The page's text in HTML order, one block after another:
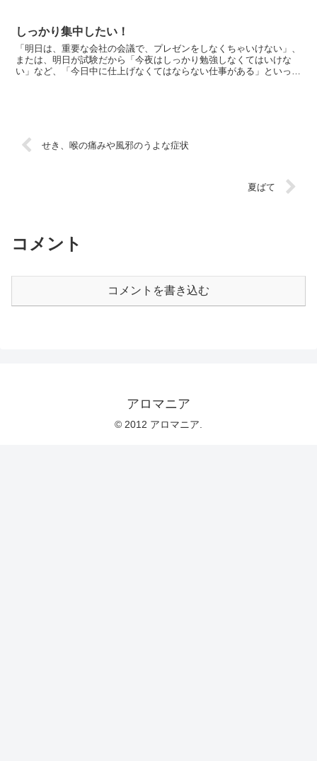
しっかり集中したい！
「明日は、重要な会社の会議で、プレゼンをしなくちゃいけない」、
または、明日が試験だから「今夜はしっかり勉強しなくてはいけな
い」など、「今日中に仕上げなくてはならない仕事がある」といった
せき、喉の痛みや風邪のうよな症状
夏ばて
コメント
コメントを書き込む
アロマニア
© 2012 アロマニア.